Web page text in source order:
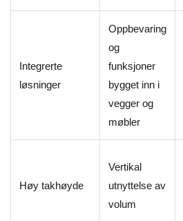
Integrerte
løsninger
Oppbevaring
og
funksjoner
bygget inn i
vegger og
møbler
Høy takhøyde
Vertikal
utnyttelse av
volum